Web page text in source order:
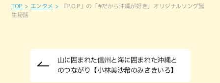
TOP エンタメ
『P.O.P』の「#だから沖縄が好き」オリジナルソング誕
生秘話
山に囲まれた信州と海に囲まれた沖縄と
のつながり【小林美沙希のみさきいろ】